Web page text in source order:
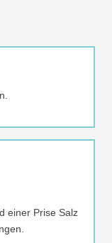
einer Prise Salz